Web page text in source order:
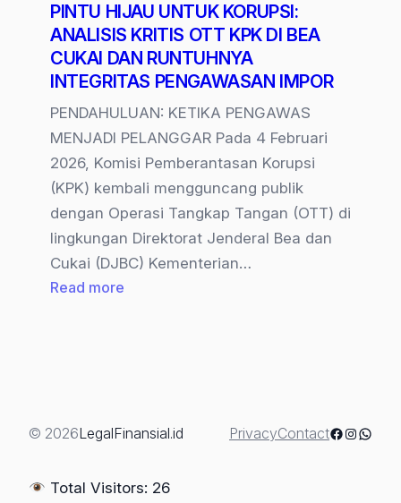
PINTU HIJAU UNTUK KORUPSI:
ANALISIS KRITIS OTT KPK DI BEA
CUKAI DAN RUNTUHNYA
INTEGRITAS PENGAWASAN IMPOR
PENDAHULUAN: KETIKA PENGAWAS
MENJADI PELANGGAR Pada 4 Februari
2026, Komisi Pemberantasan Korupsi
(KPK) kembali mengguncang publik
dengan Operasi Tangkap Tangan (OTT) di
lingkungan Direktorat Jenderal Bea dan
Cukai (DJBC) Kementerian…
Read more
KRITIS
© 2026LegalFinansial.id PrivacyContactFacebook
Total Visitors: 26